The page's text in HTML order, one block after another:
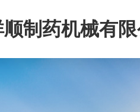
制药机械有